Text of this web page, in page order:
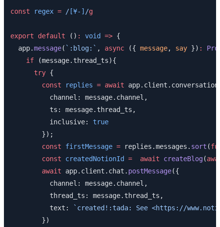
const regex = /[¥-] /g
export default () : void => {
  app.
message( `:blog:` , async ({ message, say }) :
    if
(message.thread_ts){
      try
{
        const
replies = await
          channel: message.channel,
          ts: message.thread_ts,
          inclusive:
true
        });
        const
firstMessage = replies.messages. sort (
        const
createdNotionId =
  await
createBlog(
        await
app.client.chat. postMessage({
          channel: message.channel,
          thread_ts: message.thread_ts,
          text:
`created!:tada: See <https://
        })